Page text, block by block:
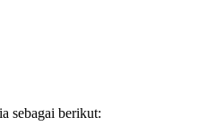
sebagai berikut: